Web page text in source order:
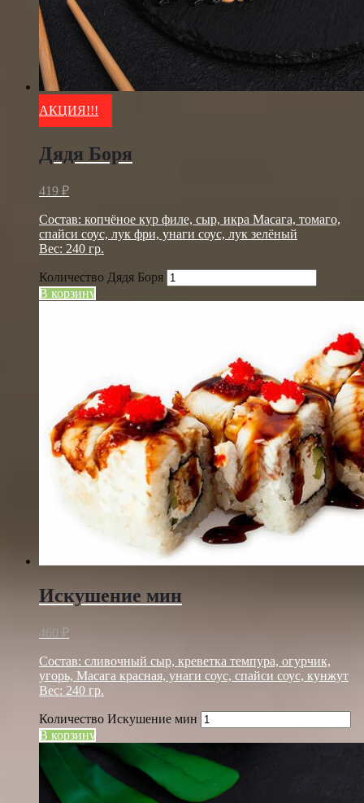
АКЦИЯ!!!
Дядя Боря
419 ₽
Состав: копчёное кур филе, сыр, икра Масага, томаго,
спайси соус, лук фри, унаги соус, лук зелёный
Вес: 240 гр.
Количество Дядя Боря
В корзину
Искушение мин
460 ₽
Состав: сливочный сыр, креветка темпура, огурчик,
угорь, Масага красная, унаги соус, спайси соус, кунжут
Вес: 240 гр.
Количество Искушение мин
В корзину